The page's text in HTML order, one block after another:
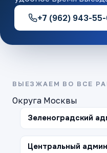
+7 (962) 943-
ВЫЕЗЖАЕМ ВО ВСЕ
Округа Москвы
Зеленоградский
Центральный